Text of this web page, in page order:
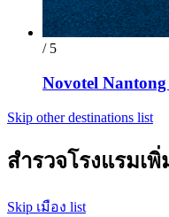
/ 5
Novotel
Skip other destinations list
สำรวจโรงแรมเพิ่
Skip เมือง list